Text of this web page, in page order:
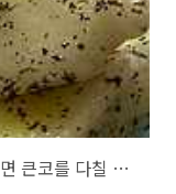
얼그레이 복숭아 : 제대로 준비하지 않으면 큰코를 다칠 것이야!